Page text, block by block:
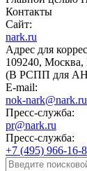
Контакты
Сайт:
nark.ru
Адрес для
109240, Москва,
(В РСПП для
E-mail:
nok-nark@nark.ru
Пресс-служба:
pr@nark.ru
Пресс-служба:
+7 (495) 966-16-